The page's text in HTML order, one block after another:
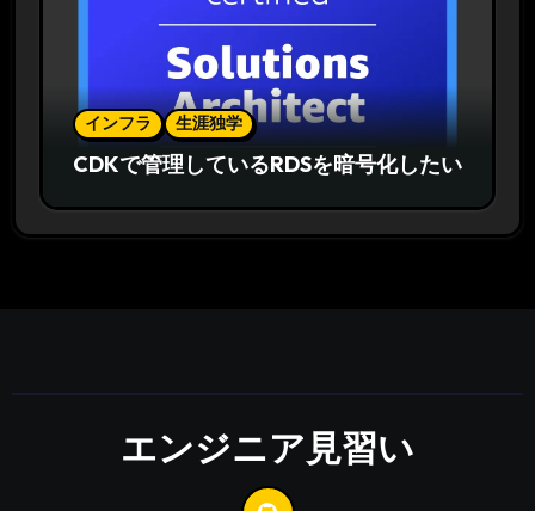
インフラ 生涯独学
CDKで管理しているRDSを暗号化したい
エンジニア見習い